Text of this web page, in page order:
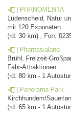
PHÄNOMENTA
Lüdenscheid, Natur
mit 120 Exponaten
(rd. 30 km) , Fon:
Phantasialand
Brühl, Freizeit-
Fahr-Attraktionen
(rd. 80 km - 1
Panorama-Park
Kirchhundem/
(rd. 65 km - 1